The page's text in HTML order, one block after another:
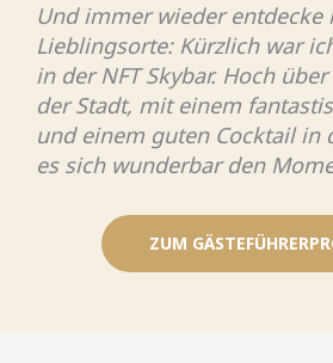
Und immer wieder entdecke
Lieblingsorte: Kürzlich war
in der NFT Skybar. Hoch
der Stadt, mit einem
und einem guten Cocktail in
es sich wunderbar den
ZUM